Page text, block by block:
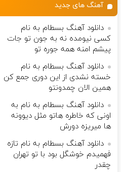
آهنگ های جدید
دانلود آهنگ بسطام به نام
کسی نیومده نه به جون تو جات
پیشم امنه همه جوره تو
دانلود آهنگ بسطام به نام
خسته نشدی از این دوری جمع کن
همین الان چمدونتو
دانلود آهنگ بسطام به نام به
اونی که خاطره هاتو مثل دیوونه
ها میریزه دورش
دانلود آهنگ بسطام به نام تازه
فهمیدم خوشگل بود با تو تهران
چقدر